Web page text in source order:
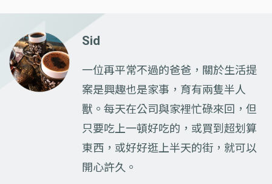
Sid
一位再平常不過的爸爸，關於生活提
案是興趣也是家事，育有兩隻半人
獸。每天在公司與家裡忙碌來回，但
只要吃上一頓好吃的，或買到超划算
東西，或好好逛上半天的街，就可以
開心許久。